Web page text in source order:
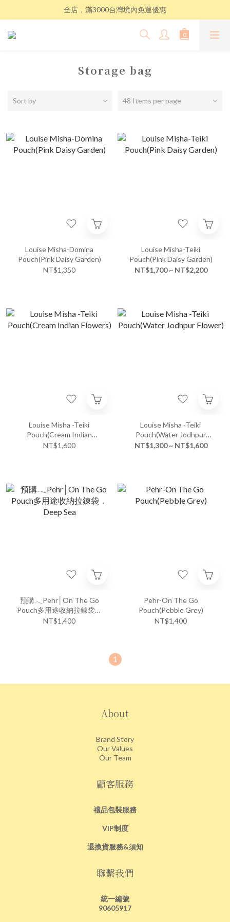
全店，滿3000台灣境內免運優惠
Storage bag
Sort by 48 Items per page
Louise Misha-Domina
Pouch(Pink Daisy Garden)
NT$1,350
Louise Misha-Teiki
Pouch(Pink Daisy Garden)
NT$1,700 ~ NT$2,200
Louise Misha -Teiki
Pouch(Cream Indian
Flowers)
NT$1,600
Louise Misha -Teiki
Pouch(Water Jodhpur
Flower)
NT$1,300 ~ NT$1,600
預購𓂃Pehr│On The Go
Pouch多用途收納拉鍊袋．
Deep Sea
NT$1,400
Pehr-On The Go
Pouch(Pebble Grey)
NT$1,400
1
About
Brand Story
Our Values
Our Team
顧客服務
禮品包裝服務
VIP制度
退換貨服務&須知
聯繫我們
統一編號
90605917